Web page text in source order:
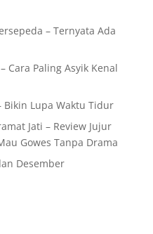
– Ternyata Ada
Cara Paling Asyik Kenal
Lupa Waktu Tidur
Jati – Review Jujur
Gowes Tanpa Drama
Desember